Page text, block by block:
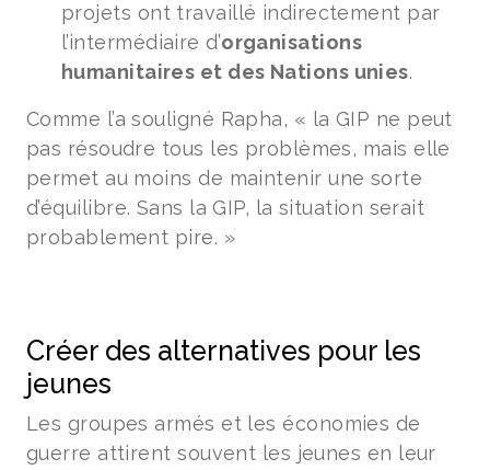
projets ont travaillé indirectement par
l’intermédiaire d’organisations
humanitaires et des Nations unies.
Comme l’a souligné Rapha, « la GIP ne peut
pas résoudre tous les problèmes, mais elle
permet au moins de maintenir une sorte
d’équilibre. Sans la GIP, la situation serait
probablement pire. »
Créer des alternatives pour les
jeunes
Les groupes armés et les économies de
guerre attirent souvent les jeunes en leur